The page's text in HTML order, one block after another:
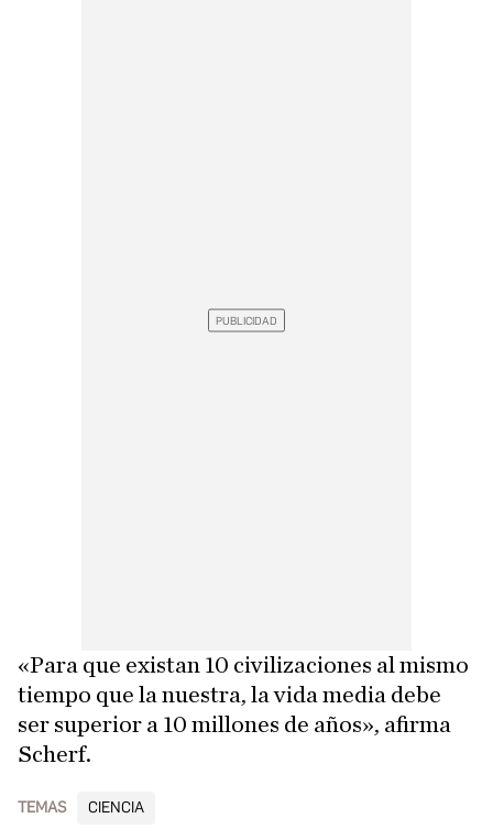
«Para que existan 10 civilizaciones al mismo
tiempo que la nuestra, la vida media debe
ser superior a 10 millones de años», afirma
Scherf.
TEMAS CIENCIA